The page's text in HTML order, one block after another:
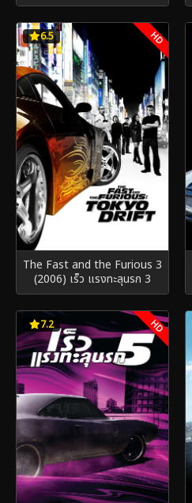
6.5 HD
The Fast and the Furious 3
(2006) เร็ว แรงทะลุนรก 3
7.2 HD